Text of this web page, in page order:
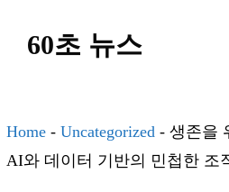
건
너
60초 뉴스
Home - Uncategorized - 생존을
AI와 데이터 기반의 민첩한 조